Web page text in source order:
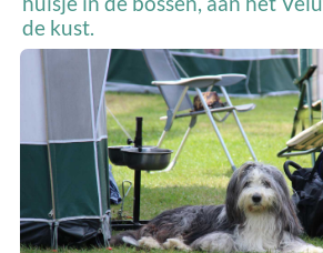
de kust.